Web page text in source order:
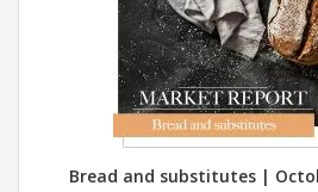
Bread and substitutes |